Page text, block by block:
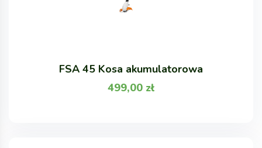
FSA 45 Kosa akumulatorowa
499,00 zł